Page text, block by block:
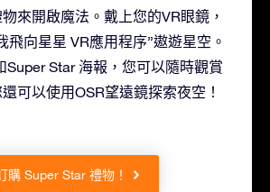
來開啟魔法。戴上您的VR眼鏡，
飛向星星 VR應用程序”遨遊星空。
Super Star 海報，您可以隨時觀賞
可以使用OSR望遠鏡探索夜空！
購 Super Star 禮物！